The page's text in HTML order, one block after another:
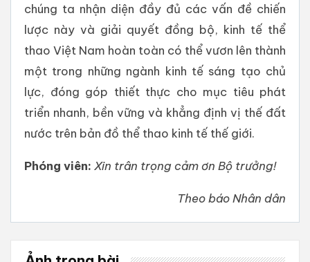
chúng ta nhận diện đầy đủ các vấn đề chiến
lược này và giải quyết đồng bộ, kinh tế thể
thao Việt Nam hoàn toàn có thể vươn lên thành
một trong những ngành kinh tế sáng tạo chủ
lực, đóng góp thiết thực cho mục tiêu phát
triển nhanh, bền vững và khẳng định vị thế đất
nước trên bản đồ thể thao kinh tế thế giới.
Phóng viên: Xin trân trọng cảm ơn Bộ trưởng!
Theo báo Nhân dân